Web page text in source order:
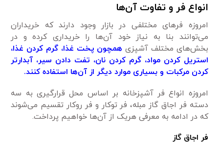
انواع فر و تفاوت آن‌ها
امروزه فر‌های مختلفی در بازار وجود دارند که خریداران
می‌توانند بنا به نیاز خود آن‌ها را خریداری کرده و در
بخش‌های مختلف آشپزی همچون پخت غذا، گرم کردن غذا،
استریل کردن مواد، گرم کردن نان، تفت دادن سیر، آبدارتر
کردن مرکبات و بسیاری موارد دیگر از آن‌ها استفاده کنند.
امروزه انواع فر آشپزخانه بر اساس محل قرارگیری به سه
دسته فر اجاق گاز مبله، فر توکار و فر روکار تقسیم می‌شوند
که در ادامه به معرفی هریک از آن‌ها خواهیم پرداخت.
فر اجاق گاز